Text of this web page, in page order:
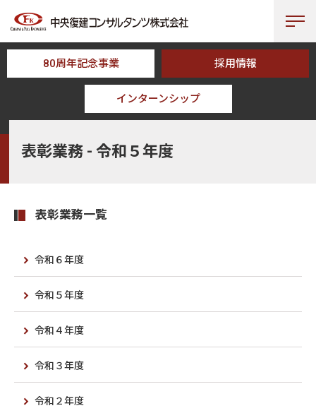
80周年記念事業 採用情報
インターンシップ
表彰業務 表彰業務 - 令和５年度
表彰業務 - 令和５年度
表彰業務一覧
令和６年度
令和５年度
令和４年度
令和３年度
令和２年度